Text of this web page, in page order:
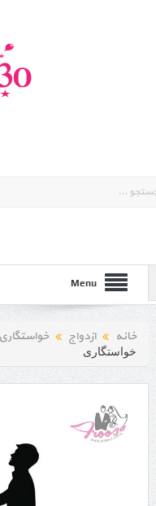
Menu
خانه ازدواج خواستگاری
خواستگاری